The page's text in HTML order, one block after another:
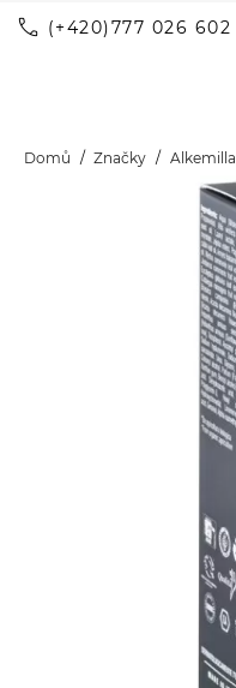
call (+420)777 026 602
Domů Značky Alkemilla